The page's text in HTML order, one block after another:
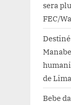
sera
FEC/
Destiné
de
Bebe